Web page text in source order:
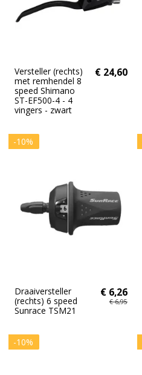
Versteller (rechts)
met remhendel 8
speed Shimano
ST-EF500-4 - 4
vingers - zwart
€ 24,60
-10%
Draaiversteller
(rechts) 6 speed
Sunrace TSM21
€ 6,26
€ 6,95
-10%